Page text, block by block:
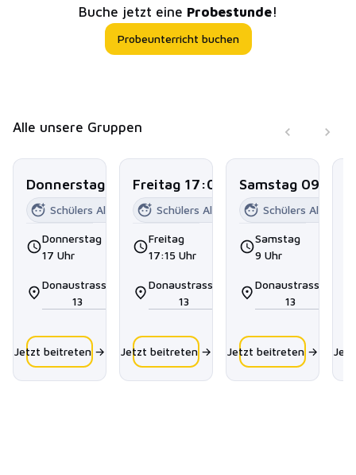
Buche jetzt eine Probestunde!
Probeunterricht buchen
Alle unsere Gruppen
Donnerstag 17:00
Schülers Alter 11-14
Donnerstag
17 Uhr
Donaustrasse
13
Jetzt beitreten →
Freitag 17:00
Schülers Alter 9-11
Freitag
17:15 Uhr
Donaustrasse
13
Jetzt beitreten →
Samstag 09:00
Schülers Alter
Samstag
9 Uhr
Donaustrasse
13
Jetzt beitreten →